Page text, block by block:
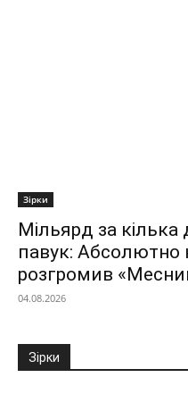
Зірки
Мільярд за
павук: Абсолютно
розгромив
04.08.2026
Зірки